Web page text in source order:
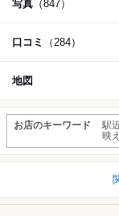
写真 （847）
口コミ （284）
地図
お店のキーワード
駅
映え